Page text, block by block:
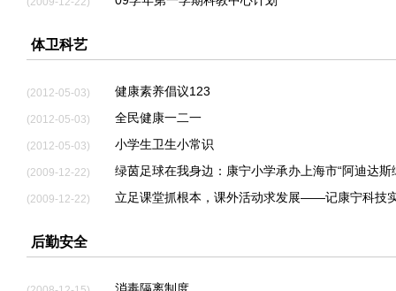
体卫科艺
健康素养倡议123
(2012-05-03)
全民健康一二一
(2012-05-03)
小学生卫生小常识
(2012-05-03)
绿茵足球在我身边：康宁小学承办上海市“阿迪达斯
(2009-12-22)
立足课堂抓根本，课外活动求发展——记康宁科技
(2009-12-22)
后勤安全